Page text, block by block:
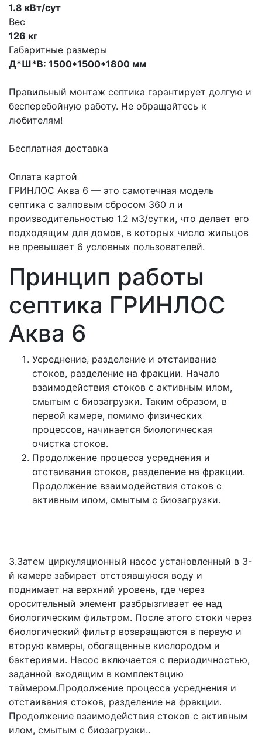
1.8 кВт/сут
Вес
126 кг
Габаритные размеры
Д*Ш*В: 1500*1500*1800 мм
Правильный монтаж септика гарантирует долгую и
бесперебойную работу. Не обращайтесь к
любителям!
Бесплатная доставка
Оплата картой
ГРИНЛОС Аква 6 — это самотечная модель
септика с залповым сбросом 360 л и
производительностью 1.2 м3/сутки, что делает его
подходящим для домов, в которых число жильцов
не превышает 6 условных пользователей.
Принцип работы
септика ГРИНЛОС
Аква 6
Усреднение, разделение и отстаивание
стоков, разделение на фракции. Начало
взаимодействия стоков с активным илом,
смытым с биозагрузки. Таким образом, в
первой камере, помимо физических
процессов, начинается биологическая
очистка стоков.
Продолжение процесса усреднения и
отстаивания стоков, разделение на фракции.
Продолжение взаимодействия стоков с
активным илом, смытым с биозагрузки.
3.Затем циркуляционный насос установленный в 3-
й камере забирает отстоявшуюся воду и
поднимает на верхний уровень, где через
оросительный элемент разбрызгивает ее над
биологическим фильтром. После этого стоки через
биологический фильтр возвращаются в первую и
вторую камеры, обогащенные кислородом и
бактериями. Насос включается с периодичностью,
заданной входящим в комплектацию
таймером.Продолжение процесса усреднения и
отстаивания стоков, разделение на фракции.
Продолжение взаимодействия стоков с активным
илом, смытым с биозагрузки..